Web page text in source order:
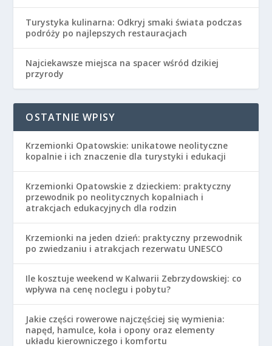
Turystyka kulinarna: Odkryj smaki świata podczas
podróży po najlepszych restauracjach
Najciekawsze miejsca na spacer wśród dzikiej
przyrody
OSTATNIE WPISY
Krzemionki Opatowskie: unikatowe neolityczne
kopalnie i ich znaczenie dla turystyki i edukacji
Krzemionki Opatowskie z dzieckiem: praktyczny
przewodnik po neolitycznych kopalniach i
atrakcjach edukacyjnych dla rodzin
Krzemionki na jeden dzień: praktyczny przewodnik
po zwiedzaniu i atrakcjach rezerwatu UNESCO
Ile kosztuje weekend w Kalwarii Zebrzydowskiej: co
wpływa na cenę noclegu i pobytu?
Jakie części rowerowe najczęściej się wymienia:
napęd, hamulce, koła i opony oraz elementy
układu kierowniczego i komfortu